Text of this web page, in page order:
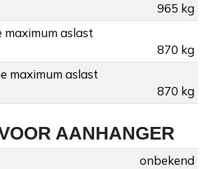
965 kg
aslast
870 kg
maximum aslast
870 kg
AANHANGER
onbekend